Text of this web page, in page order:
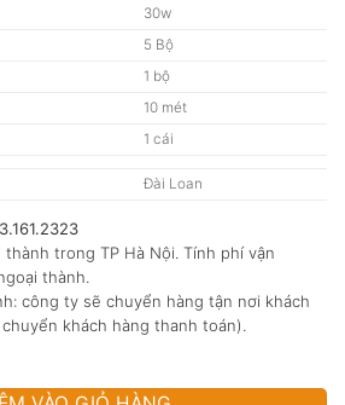
1,020,000₫.
30w
5 Bộ
1 bộ
10 mét
1 cái
Đài Loan
trong TP Hà Nội. Tính phí vận
thành.
công ty sẽ chuyển hàng tận nơi khách
khách hàng thanh toán).